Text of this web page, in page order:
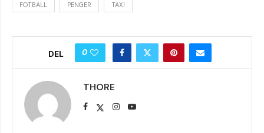
FOTBALL PENGER TAXI
DEL 0
THORE